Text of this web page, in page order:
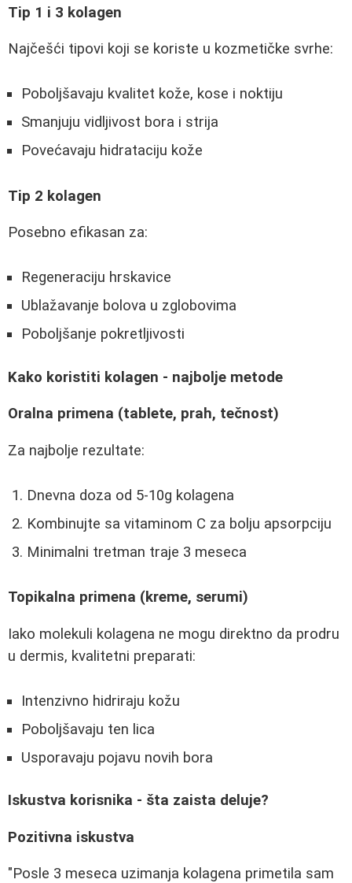
Tip 1 i 3 kolagen
Najčešći tipovi koji se koriste u kozmetičke svrhe:
Poboljšavaju kvalitet kože, kose i noktiju
Smanjuju vidljivost bora i strija
Povećavaju hidrataciju kože
Tip 2 kolagen
Posebno efikasan za:
Regeneraciju hrskavice
Ublažavanje bolova u zglobovima
Poboljšanje pokretljivosti
Kako koristiti kolagen - najbolje metode
Oralna primena (tablete, prah, tečnost)
Za najbolje rezultate:
Dnevna doza od 5-10g kolagena
Kombinujte sa vitaminom C za bolju apsorpciju
Minimalni tretman traje 3 meseca
Topikalna primena (kreme, serumi)
Iako molekuli kolagena ne mogu direktno da prodru
u dermis, kvalitetni preparati:
Intenzivno hidriraju kožu
Poboljšavaju ten lica
Usporavaju pojavu novih bora
Iskustva korisnika - šta zaista deluje?
Pozitivna iskustva
"Posle 3 meseca uzimanja kolagena primetila sam